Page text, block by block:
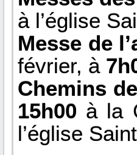
à l’église
Messe de
février, à
Chemins
15h00 à la
l’église